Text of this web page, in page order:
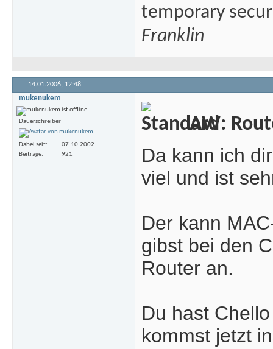
temporary
Franklin
14.01.2006, 12:48
mukenukem
Dauerschreiber
Dabei seit
07.10.2002
Beiträge
921
AW:
Da kann ich
viel und ist
Der kann
gibst bei den
Router an.
Du hast
kommst jetzt